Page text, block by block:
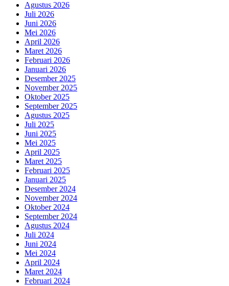
Agustus 2026
Juli 2026
Juni 2026
Mei 2026
April 2026
Maret 2026
Februari 2026
Januari 2026
Desember 2025
November 2025
Oktober 2025
September 2025
Agustus 2025
Juli 2025
Juni 2025
Mei 2025
April 2025
Maret 2025
Februari 2025
Januari 2025
Desember 2024
November 2024
Oktober 2024
September 2024
Agustus 2024
Juli 2024
Juni 2024
Mei 2024
April 2024
Maret 2024
Februari 2024